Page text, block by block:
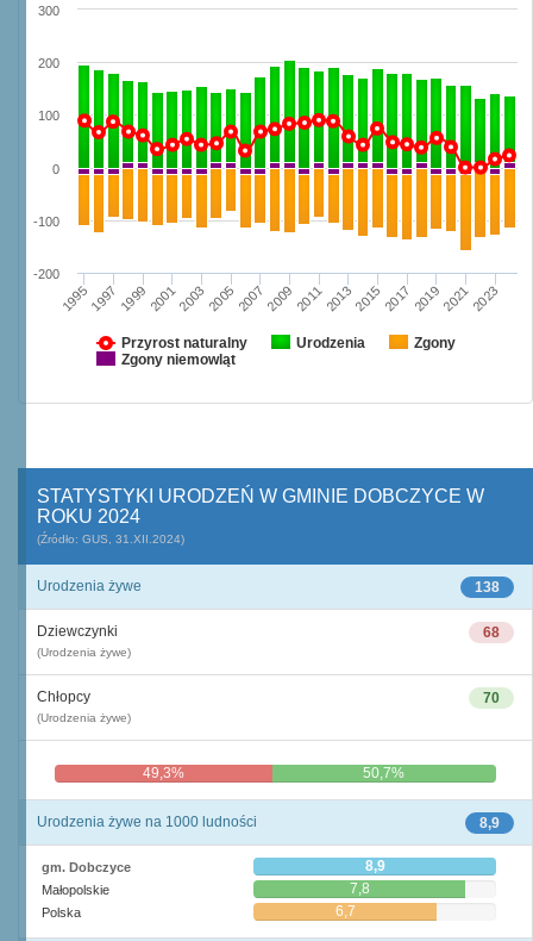
Przyrost naturalny Urodzenia
Zgony
Zgony niemowląt
19951997 1999200120032005200720092011201320152017 201920212023
-200
-100
0
100
200
300
STATYSTYKI URODZEŃ W GMINIE DOBCZYCE W
ROKU 2024
(Źródło: GUS, 31.XII.2024)
138
Urodzenia żywe
68
Dziewczynki
(Urodzenia żywe)
70
Chłopcy
(Urodzenia żywe)
49,3% 50,7%
8,9
Urodzenia żywe na 1000 ludności
gm. Dobczyce 8,9
Małopolskie 7,8
Polska 6,7